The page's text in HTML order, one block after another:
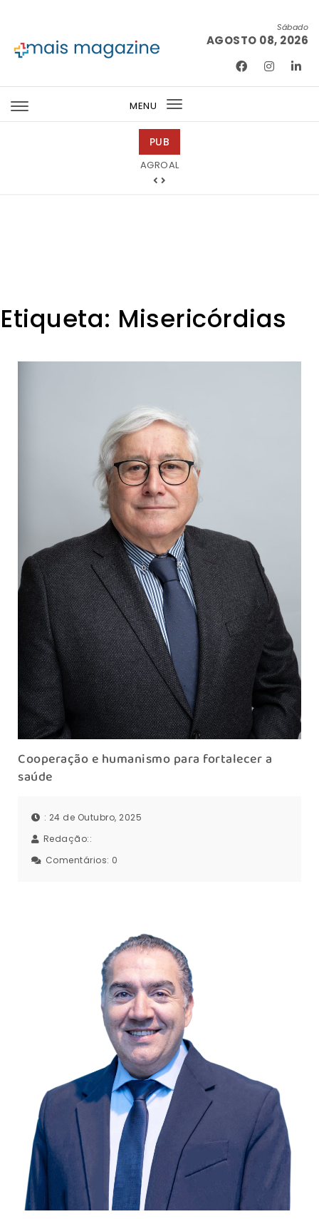
Sábado
AGOSTO 08, 2026
MENU
Toggle
PUB
Tintas 2000
Etiqueta: Misericórdias
Cooperação e humanismo para fortalecer a
saúde
: 24 de Outubro, 2025
Redação::
Comentários: 0